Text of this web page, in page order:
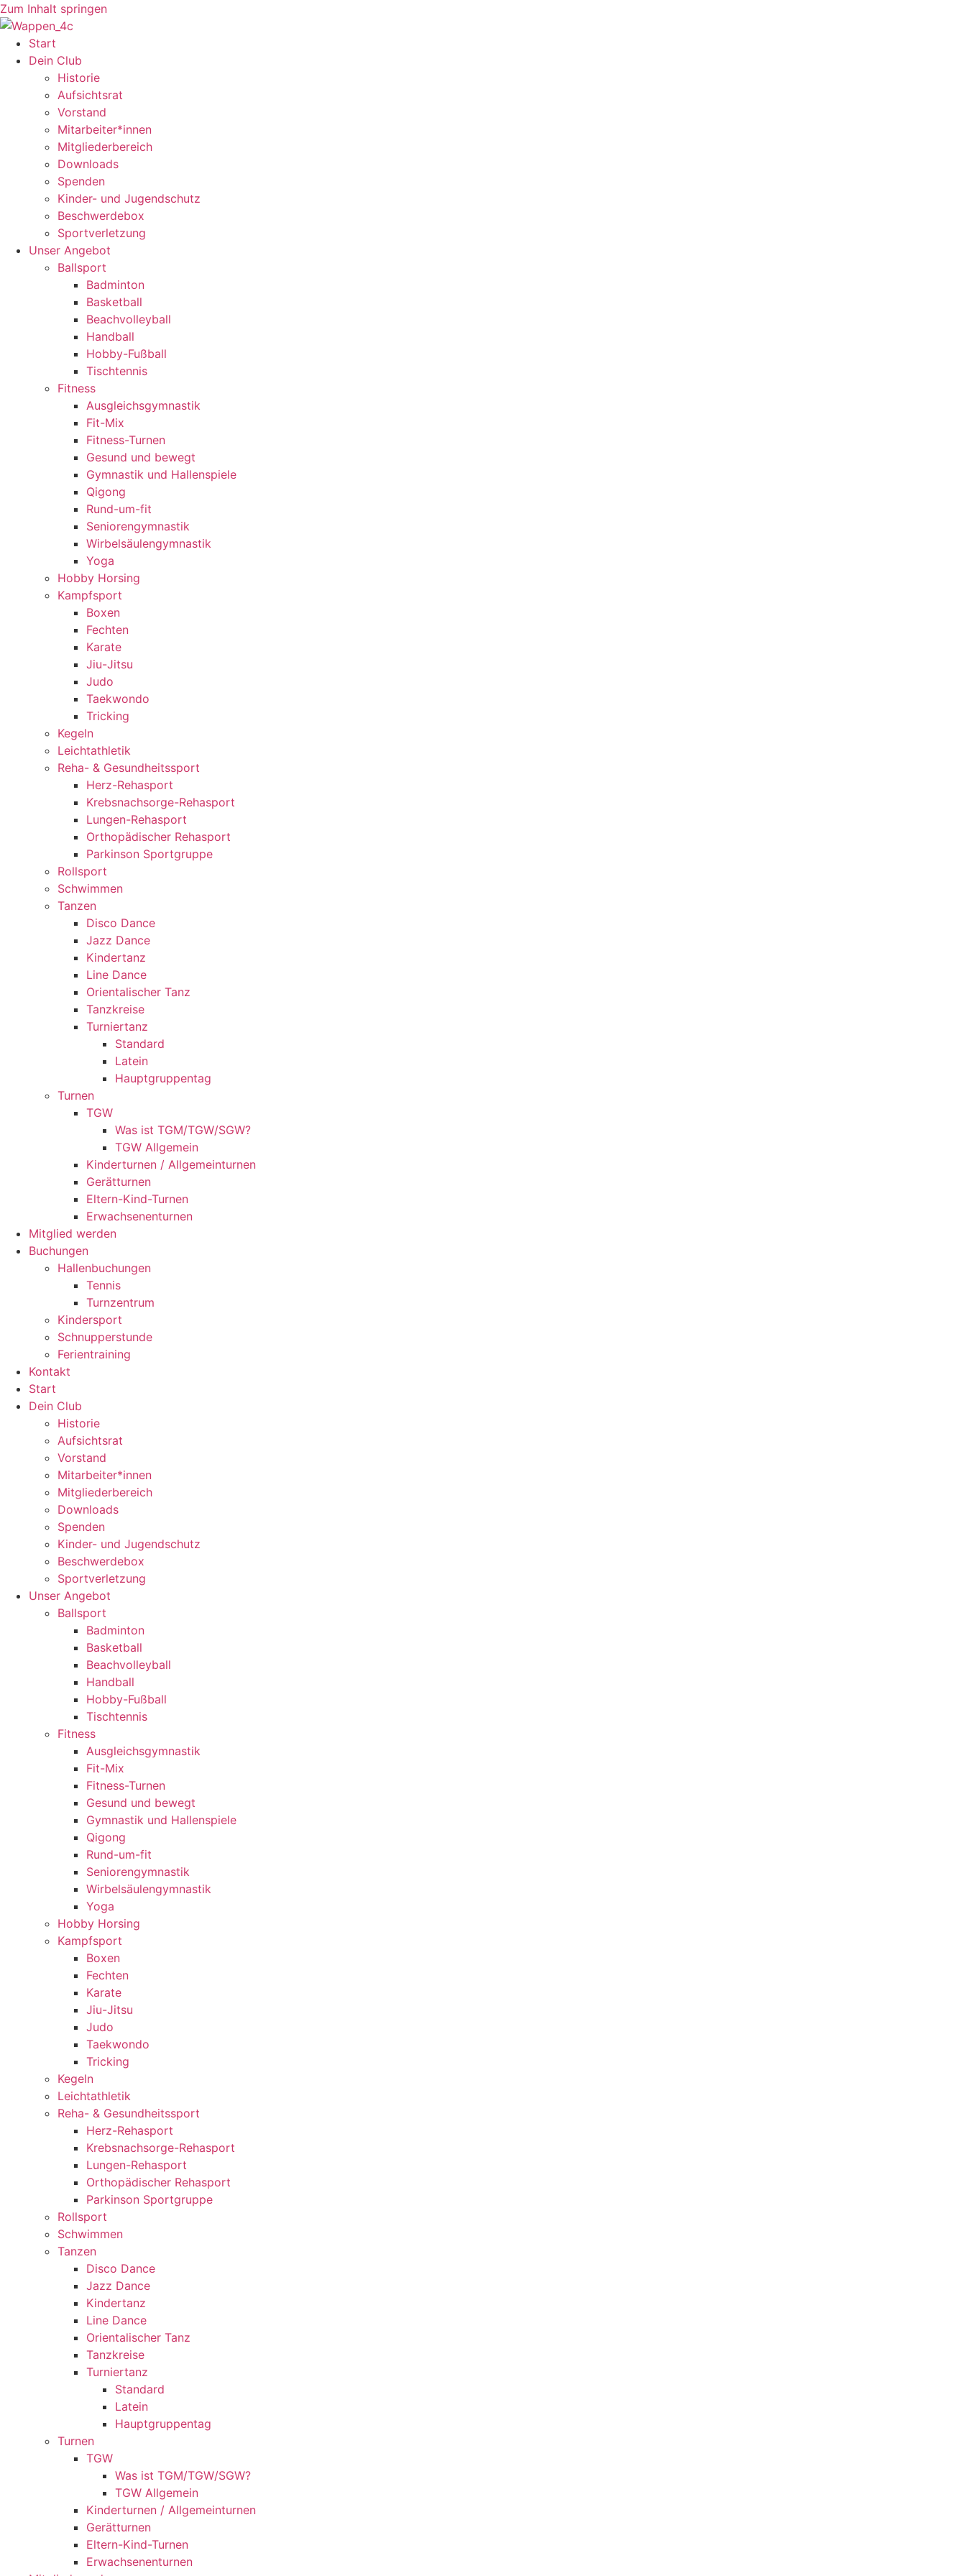
Zum Inhalt springen
Start
Dein Club
Historie
Aufsichtsrat
Vorstand
Mitarbeiter*innen
Mitgliederbereich
Downloads
Spenden
Kinder- und Jugendschutz
Beschwerdebox
Sportverletzung
Unser Angebot
Ballsport
Badminton
Basketball
Beachvolleyball
Handball
Hobby-Fußball
Tischtennis
Fitness
Ausgleichsgymnastik
Fit-Mix
Fitness-Turnen
Gesund und bewegt
Gymnastik und Hallenspiele
Qigong
Rund-um-fit
Seniorengymnastik
Wirbelsäulengymnastik
Yoga
Hobby Horsing
Kampfsport
Boxen
Fechten
Karate
Jiu-Jitsu
Judo
Taekwondo
Tricking
Kegeln
Leichtathletik
Reha- & Gesundheitssport
Herz-Rehasport
Krebsnachsorge-Rehasport
Lungen-Rehasport
Orthopädischer Rehasport
Parkinson Sportgruppe
Rollsport
Schwimmen
Tanzen
Disco Dance
Jazz Dance
Kindertanz
Line Dance
Orientalischer Tanz
Tanzkreise
Turniertanz
Standard
Latein
Hauptgruppentag
Turnen
TGW
Was ist TGM/TGW/SGW?
TGW Allgemein
Kinderturnen / Allgemeinturnen
Gerätturnen
Eltern-Kind-Turnen
Erwachsenenturnen
Mitglied werden
Buchungen
Hallenbuchungen
Tennis
Turnzentrum
Kindersport
Schnupperstunde
Ferientraining
Kontakt
Start
Dein Club
Historie
Aufsichtsrat
Vorstand
Mitarbeiter*innen
Mitgliederbereich
Downloads
Spenden
Kinder- und Jugendschutz
Beschwerdebox
Sportverletzung
Unser Angebot
Ballsport
Badminton
Basketball
Beachvolleyball
Handball
Hobby-Fußball
Tischtennis
Fitness
Ausgleichsgymnastik
Fit-Mix
Fitness-Turnen
Gesund und bewegt
Gymnastik und Hallenspiele
Qigong
Rund-um-fit
Seniorengymnastik
Wirbelsäulengymnastik
Yoga
Hobby Horsing
Kampfsport
Boxen
Fechten
Karate
Jiu-Jitsu
Judo
Taekwondo
Tricking
Kegeln
Leichtathletik
Reha- & Gesundheitssport
Herz-Rehasport
Krebsnachsorge-Rehasport
Lungen-Rehasport
Orthopädischer Rehasport
Parkinson Sportgruppe
Rollsport
Schwimmen
Tanzen
Disco Dance
Jazz Dance
Kindertanz
Line Dance
Orientalischer Tanz
Tanzkreise
Turniertanz
Standard
Latein
Hauptgruppentag
Turnen
TGW
Was ist TGM/TGW/SGW?
TGW Allgemein
Kinderturnen / Allgemeinturnen
Gerätturnen
Eltern-Kind-Turnen
Erwachsenenturnen